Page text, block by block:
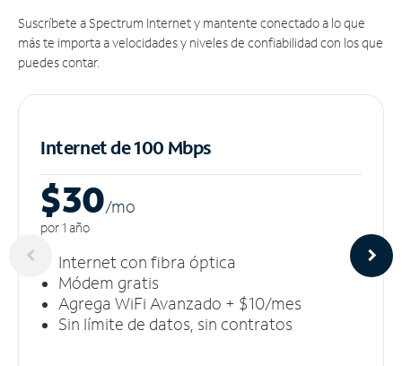
Suscríbete a Spectrum Internet y mantente conectado a lo que
más te importa a velocidades y niveles de confiabilidad con los que
puedes contar.
Internet de 100 Mbps
$30/mo
por 1 año
Internet con fibra óptica
Módem gratis
Agrega WiFi Avanzado + $10/mes
Sin límite de datos, sin contratos